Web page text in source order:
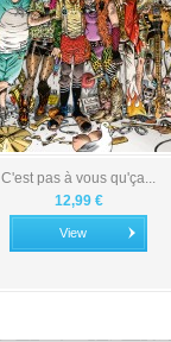
C'est pas à vous qu'ça...
12,99 €
View